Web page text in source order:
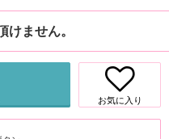
ません。
お気に入り